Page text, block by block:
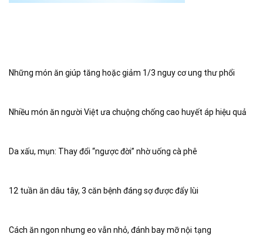
Những món ăn giúp tăng hoặc giảm 1/3 nguy cơ ung thư phổi
Nhiều món ăn người Việt ưa chuộng chống cao huyết áp hiệu quả
Da xấu, mụn: Thay đổi “ngược đời” nhờ uống cà phê
12 tuần ăn dâu tây, 3 căn bệnh đáng sợ được đẩy lùi
Cách ăn ngon nhưng eo vẫn nhỏ, đánh bay mỡ nội tạng